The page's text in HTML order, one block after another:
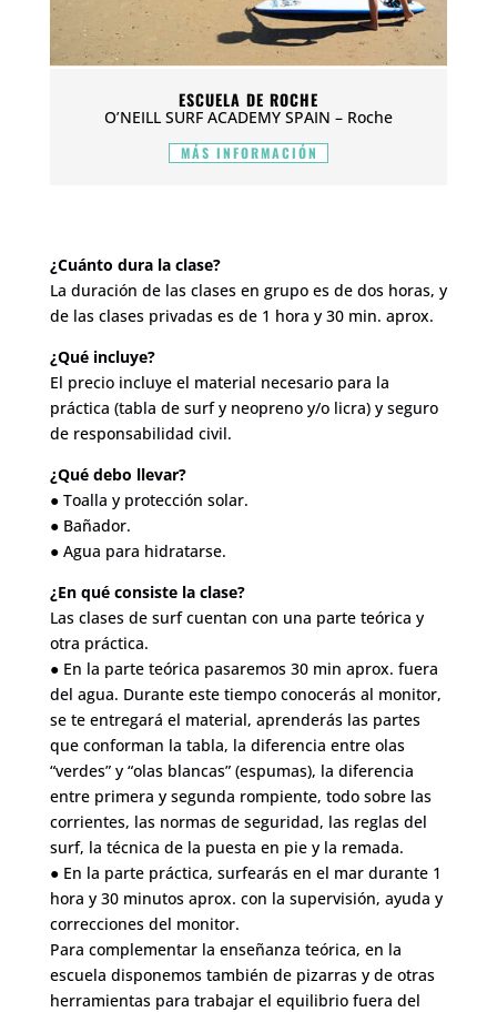
ESCUELA DE ROCHE
O’NEILL SURF ACADEMY SPAIN – Roche
MÁS INFORMACIÓN
¿Cuánto dura la clase?
La duración de las clases en grupo es de dos horas, y
de las clases privadas es de 1 hora y 30 min. aprox.
¿Qué incluye?
El precio incluye el material necesario para la
práctica (tabla de surf y neopreno y/o licra) y seguro
de responsabilidad civil.
¿Qué debo llevar?
● Toalla y protección solar.
● Bañador.
● Agua para hidratarse.
¿En qué consiste la clase?
Las clases de surf cuentan con una parte teórica y
otra práctica.
● En la parte teórica pasaremos 30 min aprox. fuera
del agua. Durante este tiempo conocerás al monitor,
se te entregará el material, aprenderás las partes
que conforman la tabla, la diferencia entre olas
“verdes” y “olas blancas” (espumas), la diferencia
entre primera y segunda rompiente, todo sobre las
corrientes, las normas de seguridad, las reglas del
surf, la técnica de la puesta en pie y la remada.
● En la parte práctica, surfearás en el mar durante 1
hora y 30 minutos aprox. con la supervisión, ayuda y
correcciones del monitor.
Para complementar la enseñanza teórica, en la
escuela disponemos también de pizarras y de otras
herramientas para trabajar el equilibrio fuera del